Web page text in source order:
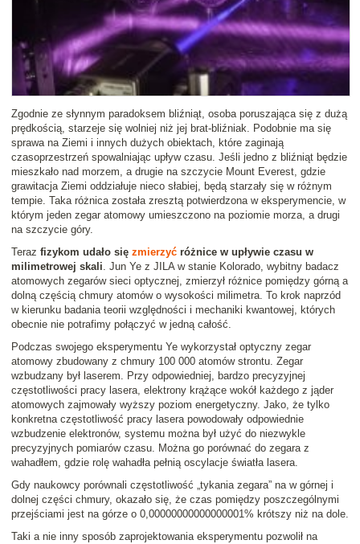
Zgodnie ze słynnym paradoksem bliźniąt, osoba poruszająca się z dużą
prędkością, starzeje się wolniej niż jej brat-bliźniak. Podobnie ma się
sprawa na Ziemi i innych dużych obiektach, które zaginają
czasoprzestrzeń spowalniając upływ czasu. Jeśli jedno z bliźniąt będzie
mieszkało nad morzem, a drugie na szczycie Mount Everest, gdzie
grawitacja Ziemi oddziałuje nieco słabiej, będą starzały się w różnym
tempie. Taka różnica została zresztą potwierdzona w eksperymencie, w
którym jeden zegar atomowy umieszczono na poziomie morza, a drugi
na szczycie góry.
Teraz fizykom udało się zmierzyć różnice w upływie czasu w
milimetrowej skali. Jun Ye z JILA w stanie Kolorado, wybitny badacz
atomowych zegarów sieci optycznej, zmierzył różnice pomiędzy górną a
dolną częścią chmury atomów o wysokości milimetra. To krok naprzód
w kierunku badania teorii względności i mechaniki kwantowej, których
obecnie nie potrafimy połączyć w jedną całość.
Podczas swojego eksperymentu Ye wykorzystał optyczny zegar
atomowy zbudowany z chmury 100 000 atomów strontu. Zegar
wzbudzany był laserem. Przy odpowiedniej, bardzo precyzyjnej
częstotliwości pracy lasera, elektrony krążące wokół każdego z jąder
atomowych zajmowały wyższy poziom energetyczny. Jako, że tylko
konkretna częstotliwość pracy lasera powodowały odpowiednie
wzbudzenie elektronów, systemu można był użyć do niezwykle
precyzyjnych pomiarów czasu. Można go porównać do zegara z
wahadłem, gdzie rolę wahadła pełnią oscylacje światła lasera.
Gdy naukowcy porównali częstotliwość „tykania zegara” na w górnej i
dolnej części chmury, okazało się, że czas pomiędzy poszczególnymi
przejściami jest na górze o 0,00000000000000001% krótszy niż na dole.
Taki a nie inny sposób zaprojektowania eksperymentu pozwolił na